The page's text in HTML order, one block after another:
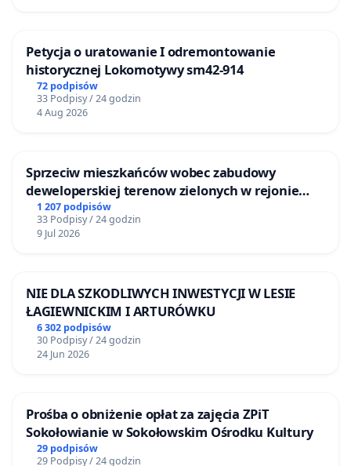
Petycja o uratowanie I odremontowanie
historycznej Lokomotywy sm42-914
72 podpisów
33 Podpisy / 24 godzin
4 Aug 2026
Sprzeciw mieszkańców wobec zabudowy
deweloperskiej terenow zielonych w rejonie
Bulwarów Straceńskich w Bielsku-Białej
1 207 podpisów
33 Podpisy / 24 godzin
9 Jul 2026
NIE DLA SZKODLIWYCH INWESTYCJI W LESIE
ŁAGIEWNICKIM I ARTURÓWKU
6 302 podpisów
30 Podpisy / 24 godzin
24 Jun 2026
Prośba o obniżenie opłat za zajęcia ZPiT
Sokołowianie w Sokołowskim Ośrodku Kultury
29 podpisów
29 Podpisy / 24 godzin